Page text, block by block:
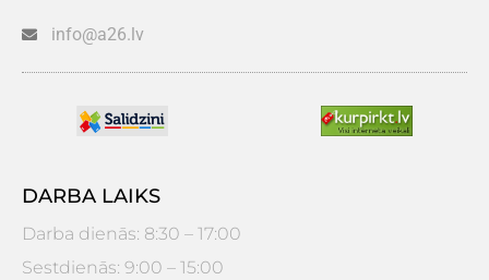
info@a26.lv
DARBA LAIKS
Darba dienās: 8:30 – 17:00
Sestdienās: 9:00 – 15:00